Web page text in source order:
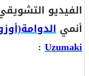
أنمي
Uzumaki
: